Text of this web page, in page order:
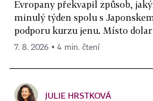
Evropany překvapil způsob,
minulý týden spolu s
podporu kurzu jenu. Místo
7. 8. 2026 ▪ 4 min. čtení
JULIE HRSTKOVÁ